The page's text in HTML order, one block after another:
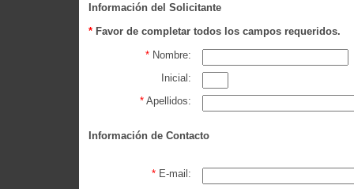
Información del Solicitante
* Favor de completar todos los campos requeridos.
* Nombre:
Inicial:
* Apellidos:
Información de Contacto
* E-mail: